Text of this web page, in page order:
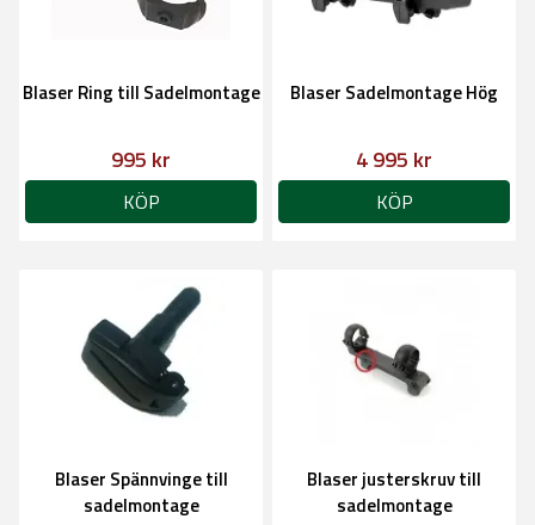
Blaser Ring till Sadelmontage
995 kr
KÖP
Blaser Sadelmontage Hög
4 995 kr
KÖP
Blaser Spännvinge till
sadelmontage
Blaser justerskruv till
sadelmontage